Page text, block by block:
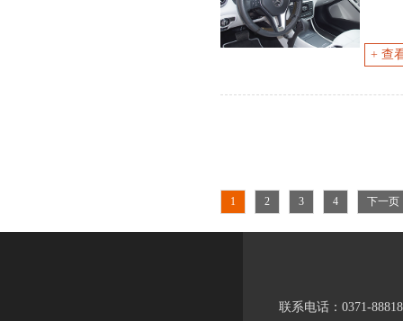
+ 查
1 2 3 4 下一页
联系电话：0371-